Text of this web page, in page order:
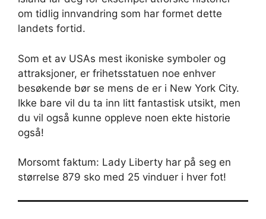
om tidlig innvandring som har formet dette
landets fortid.
Som et av USAs mest ikoniske symboler og
attraksjoner, er frihetsstatuen noe enhver
besøkende bør se mens de er i New York City.
Ikke bare vil du ta inn litt fantastisk utsikt, men
du vil også kunne oppleve noen ekte historie
også!
Morsomt faktum: Lady Liberty har på seg en
størrelse 879 sko med 25 vinduer i hver fot!